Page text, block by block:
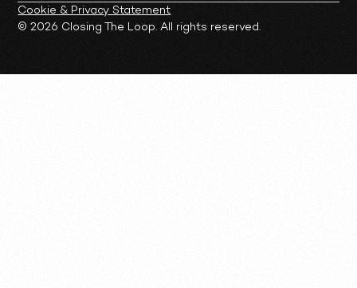
© 2026 Closing The Loop. All rights reserved.
Cookie & Privacy Statement